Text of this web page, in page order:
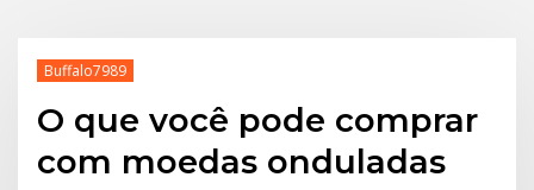
Buffalo7989
O que você pode comprar
com moedas onduladas